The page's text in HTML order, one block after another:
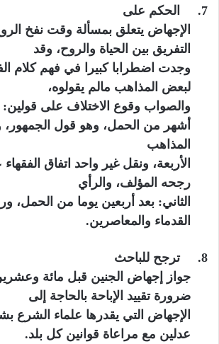
7.
الحكم على
الإجهاض يتعلق بمسألة وقت نفخ
التفريق بين الحياة والروح، وقد
وجدت اضطرابا كبيرا في فهم كلام
لبعض المذاهب مالم يقولوه،
والصواب وقوع الاختلاف على قولين:
أشهر من الحمل، وهو قول الجمهور،
المذاهب
الأربعة، ونقل غير واحد اتفاق
رجحه المؤلف، والرأي
الثاني: بعد أربعين يوما من
القدماء والمعاصرين.
8.
ترجح للباحث
جواز إجهاض الجنين قبل مائة
ضرورة تقييد الإباحة بالحاجة إلى
الإجهاض التي يقدرها علماء الشرع
عدلين مع مراعاة قوانين كل بلد.